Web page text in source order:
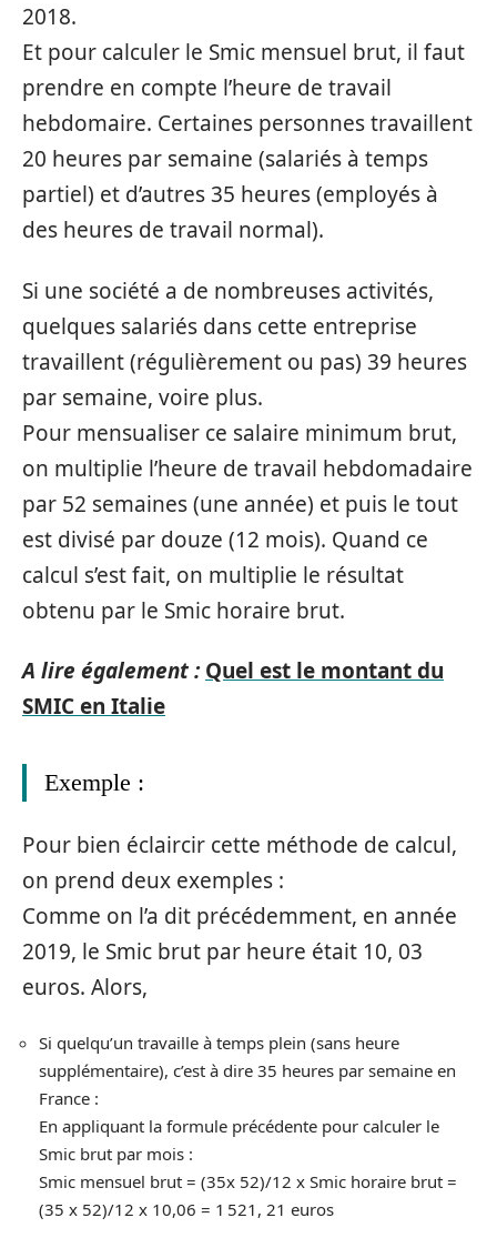
2018.
Et pour calculer le Smic mensuel brut, il faut
prendre en compte l’heure de travail
hebdomaire. Certaines personnes travaillent
20 heures par semaine (salariés à temps
partiel) et d’autres 35 heures (employés à
des heures de travail normal).
Si une société a de nombreuses activités,
quelques salariés dans cette entreprise
travaillent (régulièrement ou pas) 39 heures
par semaine, voire plus.
Pour mensualiser ce salaire minimum brut,
on multiplie l’heure de travail hebdomadaire
par 52 semaines (une année) et puis le tout
est divisé par douze (12 mois). Quand ce
calcul s’est fait, on multiplie le résultat
obtenu par le Smic horaire brut.
A lire également : Quel est le montant du
SMIC en Italie
Exemple :
Pour bien éclaircir cette méthode de calcul,
on prend deux exemples :
Comme on l’a dit précédemment, en année
2019, le Smic brut par heure était 10, 03
euros. Alors,
Si quelqu’un travaille à temps plein (sans heure
supplémentaire), c’est à dire 35 heures par semaine en
France :
En appliquant la formule précédente pour calculer le
Smic brut par mois :
Smic mensuel brut = (35x 52)/12 x Smic horaire brut =
(35 x 52)/12 x 10,06 = 1 521, 21 euros